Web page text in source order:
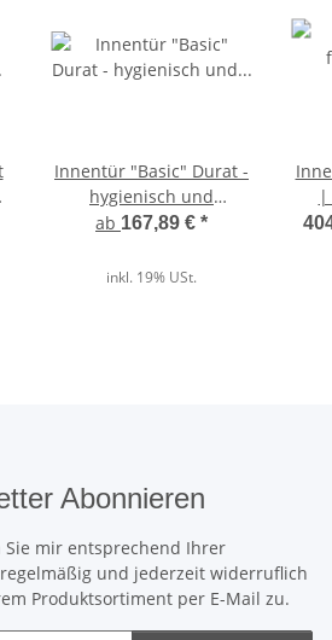
Innentür "Basic" Durat -
hygienisch und
pflegeleicht
ab 167,89 € *
inkl. 19% USt.
|
Abonnieren
Sie mir entsprechend Ihrer
regelmäßig und jederzeit widerruflich
Produktsortiment per E-Mail zu.